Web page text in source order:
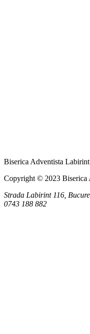
Biserica Adventista
Copyright © 2023 Biserica
Strada Labirint 116,
0743 188 882